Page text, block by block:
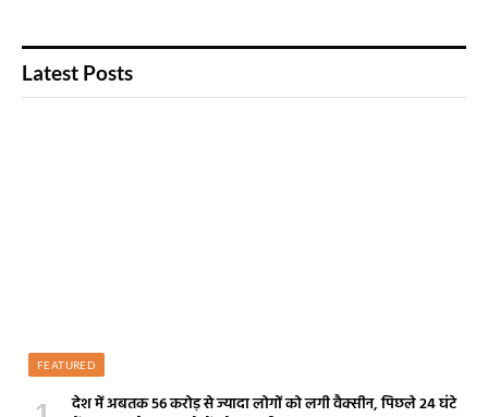
Latest Posts
FEATURED
देश में अबतक 56 करोड़ से ज्यादा लोगों को लगी वैक्सीन, पिछले 24 घंटे